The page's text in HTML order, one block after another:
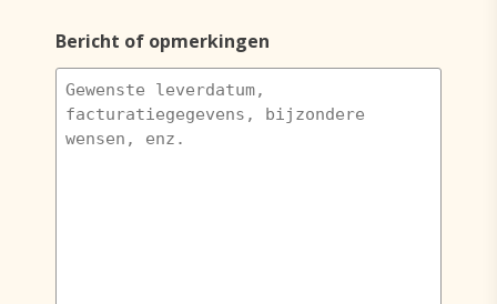
Bericht of opmerkingen